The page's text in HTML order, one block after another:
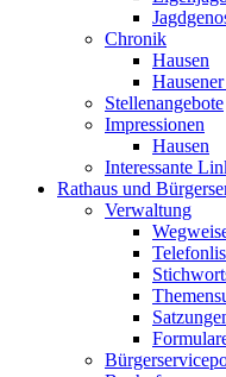
Chronik
Hausen
Stellenangebote
Impressionen
Hausen
Interessante
Rathaus und
Verwaltung